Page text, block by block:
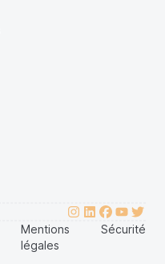
Mentions
légales
Sécurité